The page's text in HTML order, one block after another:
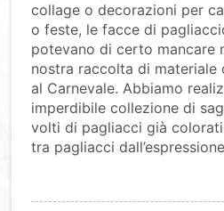
collage o decorazioni per
o feste, le facce di
potevano di certo mancare
nostra raccolta di materiale
al Carnevale. Abbiamo
imperdibile collezione di
volti di pagliacci già
tra pagliacci